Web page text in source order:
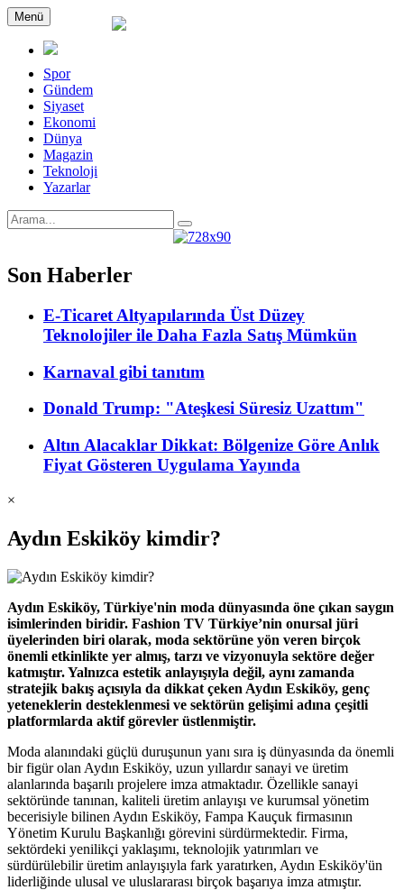
Menü
Spor
Gündem
Siyaset
Ekonomi
Dünya
Magazin
Teknoloji
Yazarlar
Son Haberler
E-Ticaret Altyapılarında Üst Düzey
Teknolojiler ile Daha Fazla Satış Mümkün
Karnaval gibi tanıtım
Donald Trump: "Ateşkesi Süresiz Uzattım"
Altın Alacaklar Dikkat: Bölgenize Göre Anlık
Fiyat Gösteren Uygulama Yayında
×
Aydın Eskiköy kimdir?
Aydın Eskiköy, Türkiye'nin moda dünyasında öne çıkan saygın
isimlerinden biridir. Fashion TV Türkiye’nin onursal jüri
üyelerinden biri olarak, moda sektörüne yön veren birçok
önemli etkinlikte yer almış, tarzı ve vizyonuyla sektöre değer
katmıştır. Yalnızca estetik anlayışıyla değil, aynı zamanda
stratejik bakış açısıyla da dikkat çeken Aydın Eskiköy, genç
yeteneklerin desteklenmesi ve sektörün gelişimi adına çeşitli
platformlarda aktif görevler üstlenmiştir.
Moda alanındaki güçlü duruşunun yanı sıra iş dünyasında da önemli
bir figür olan Aydın Eskiköy, uzun yıllardır sanayi ve üretim
alanlarında başarılı projelere imza atmaktadır. Özellikle sanayi
sektöründe tanınan, kaliteli üretim anlayışı ve kurumsal yönetim
becerisiyle bilinen Aydın Eskiköy, Fampa Kauçuk firmasının
Yönetim Kurulu Başkanlığı görevini sürdürmektedir. Firma,
sektördeki yenilikçi yaklaşımı, teknolojik yatırımları ve
sürdürülebilir üretim anlayışıyla fark yaratırken, Aydın Eskiköy'ün
liderliğinde ulusal ve uluslararası birçok başarıya imza atmıştır.